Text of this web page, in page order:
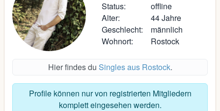
Status:
offline
Alter:
44 Jahre
Geschlecht:
männlich
Wohnort:
Rostock
Hier findes du Singles aus Rostock.
Profile können nur von registrierten Mitgliedern
komplett eingesehen werden.